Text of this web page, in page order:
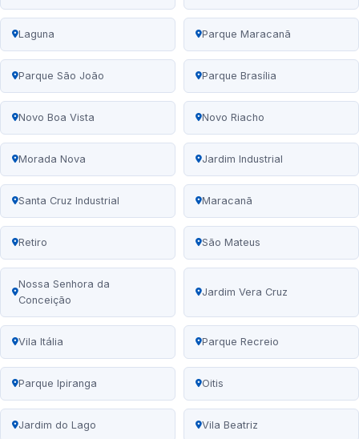
Laguna Parque Maracanã
Parque São João Parque Brasília
Novo Boa Vista Novo Riacho
Morada Nova Jardim Industrial
Santa Cruz Industrial Maracanã
Retiro São Mateus
Nossa Senhora da
Conceição
Jardim Vera Cruz
Vila Itália Parque Recreio
Parque Ipiranga Oitis
Jardim do Lago Vila Beatriz